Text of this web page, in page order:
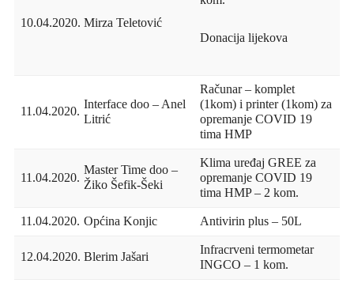
10.04.2020. Mirza Teletović
Donacija lijekova
11.04.2020. Interface doo – Anel
Litrić
Računar – komplet
(1kom) i printer (1kom) za
opremanje COVID 19
tima HMP
11.04.2020.
Master Time doo –
Žiko Šefik-Šeki
Klima uređaj GREE za
opremanje COVID 19
tima HMP – 2 kom.
11.04.2020. Općina Konjic Antivirin plus – 50L
12.04.2020. Blerim Jašari
Infracrveni termometar
INGCO – 1 kom.